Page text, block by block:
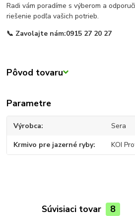
Radi vám poradíme s výberom a
riešenie podľa vašich potrieb.
📞 Zavolajte nám:0915 27 20 27
Pôvod tovaru
Parametre
Výrobca Sera
Krmivo pre jazerné ryby KOI
Súvisiaci tovar 8